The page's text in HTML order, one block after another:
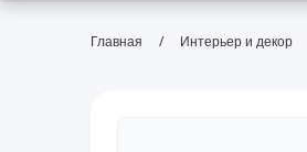
Главная / Интерьер и декор